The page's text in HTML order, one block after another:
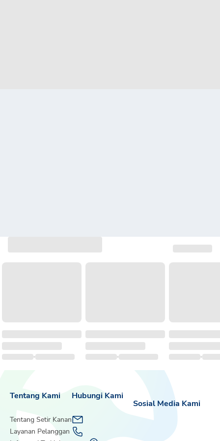
Tentang Kami
Tentang Setir Kanan
Layanan Pelanggan
Sosial Media Kami
Hubungi Kami